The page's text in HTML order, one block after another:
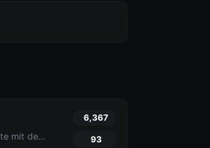
Analysieren Sie die HTTP-Header einer beliebigen Website mit dem HTTP-Header-Überprüfungstool von Uptime4. Optimieren Sie die Leistung, verbessern Sie die Sicherheit und beheben Sie Probleme mit Leichtigkeit.
6,367
93